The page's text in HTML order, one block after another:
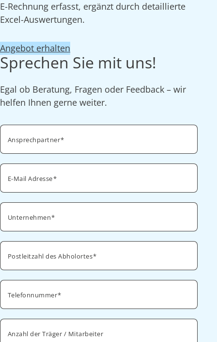
E-Rechnung erfasst, ergänzt durch detaillierte
Excel-Auswertungen.
Angebot erhalten
Sprechen Sie mit uns!
Egal ob Beratung, Fragen oder Feedback – wir
helfen Ihnen gerne weiter.
Ansprechpartner
E-Mail Adresse
Unternehmen
Postleitzahl des Abholortes
Telefonnummer
Anzahl der Träger / Mitarbeiter